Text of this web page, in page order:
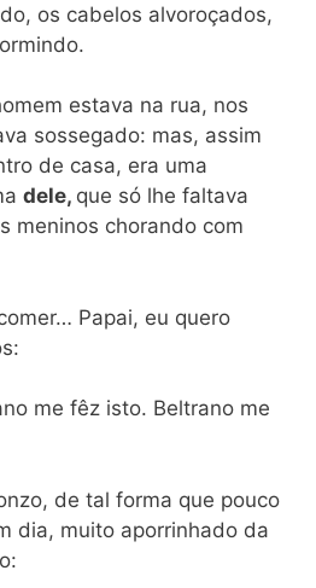
os cabelos alvoroçados,
estava na rua, nos
sossegado: mas, assim
de casa, era uma
dele, que só lhe faltava
meninos chorando com
Papai, eu quero
me fêz isto. Beltrano me
de tal forma que pouco
dia, muito aporrinhado da